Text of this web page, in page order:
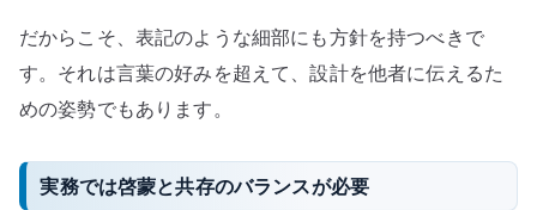
だからこそ、表記のような細部にも方針を持つべきで
す。それは言葉の好みを超えて、設計を他者に伝えるた
めの姿勢でもあります。
実務では啓蒙と共存のバランスが必要